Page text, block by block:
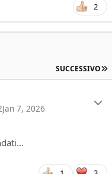
2
SUCCESSIVO
Jan 7, 2026